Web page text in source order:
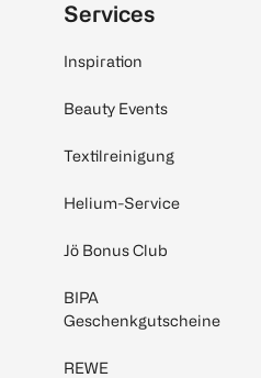
Services
Inspiration
Beauty Events
Textilreinigung
Helium-Service
Jö Bonus Club
BIPA
Geschenkgutscheine
REWE